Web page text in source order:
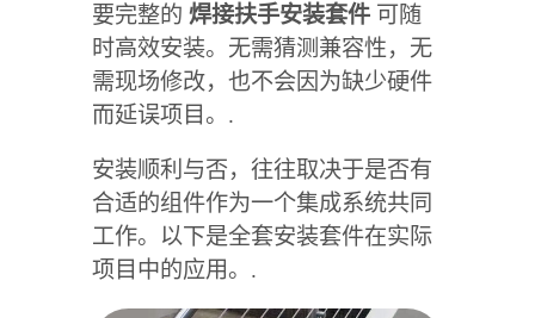
要完整的 焊接扶手安装套件可随
时高效安装。无需猜测兼容性，无
需现场修改，也不会因为缺少硬件
而延误项目。.
安装顺利与否，往往取决于是否有
合适的组件作为一个集成系统共同
工作。以下是全套安装套件在实际
项目中的应用。.